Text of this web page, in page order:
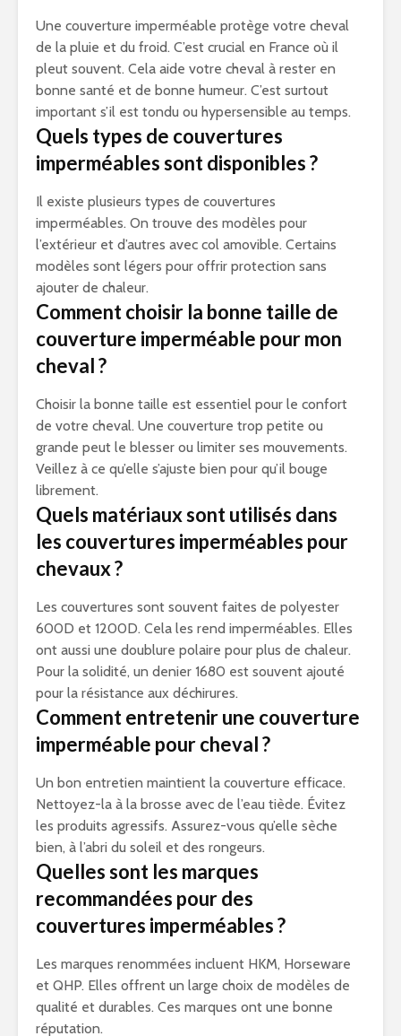
Une couverture imperméable protège votre cheval
de la pluie et du froid. C’est crucial en France où il
pleut souvent. Cela aide votre cheval à rester en
bonne santé et de bonne humeur. C’est surtout
important s’il est tondu ou hypersensible au temps.
Quels types de couvertures
imperméables sont disponibles ?
Il existe plusieurs types de couvertures
imperméables. On trouve des modèles pour
l’extérieur et d’autres avec col amovible. Certains
modèles sont légers pour offrir protection sans
ajouter de chaleur.
Comment choisir la bonne taille de
couverture imperméable pour mon
cheval ?
Choisir la bonne taille est essentiel pour le confort
de votre cheval. Une couverture trop petite ou
grande peut le blesser ou limiter ses mouvements.
Veillez à ce qu’elle s’ajuste bien pour qu’il bouge
librement.
Quels matériaux sont utilisés dans
les couvertures imperméables pour
chevaux ?
Les couvertures sont souvent faites de polyester
600D et 1200D. Cela les rend imperméables. Elles
ont aussi une doublure polaire pour plus de chaleur.
Pour la solidité, un denier 1680 est souvent ajouté
pour la résistance aux déchirures.
Comment entretenir une couverture
imperméable pour cheval ?
Un bon entretien maintient la couverture efficace.
Nettoyez-la à la brosse avec de l’eau tiède. Évitez
les produits agressifs. Assurez-vous qu’elle sèche
bien, à l’abri du soleil et des rongeurs.
Quelles sont les marques
recommandées pour des
couvertures imperméables ?
Les marques renommées incluent HKM, Horseware
et QHP. Elles offrent un large choix de modèles de
qualité et durables. Ces marques ont une bonne
réputation.